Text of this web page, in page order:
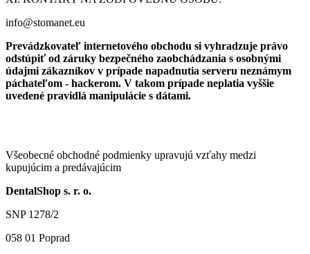
info@stomanet.eu
Prevádzkovateľ internetového obchodu si vyhradzuje právo
odstúpiť od záruky bezpečného zaobchádzania s osobnými
údajmi zákazníkov v prípade napadnutia serveru neznámym
páchateľom - hackerom. V takom prípade neplatia vyššie
uvedené pravidlá manipulácie s dátami.
Všeobecné obchodné podmienky upravujú vzťahy medzi
kupujúcim a predávajúcim
DentalShop s. r. o.
SNP 1278/2
058 01 Poprad